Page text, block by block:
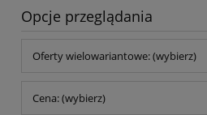
Opcje przeglądania
Oferty wielowariantowe: (wybierz)
Cena: (wybierz)